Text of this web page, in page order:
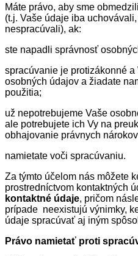
Máte právo, aby sme
(t.j. Vaše údaje iba
nespracúvali), ak:
ste napadli správnosť
spracúvanie je protizákonné
osobných údajov a žiadate
použitia;
už nepotrebujeme Vaše
ale potrebujete ich Vy na
obhajovanie právnych nárokov
namietate voči spracúvaniu.
Za týmto účelom nás môžete
prostredníctvom kontaktných
kontaktné údaje, pričom
prípade neexistujú výnimky,
údaje spracúvať aj iným
Právo namietať proti